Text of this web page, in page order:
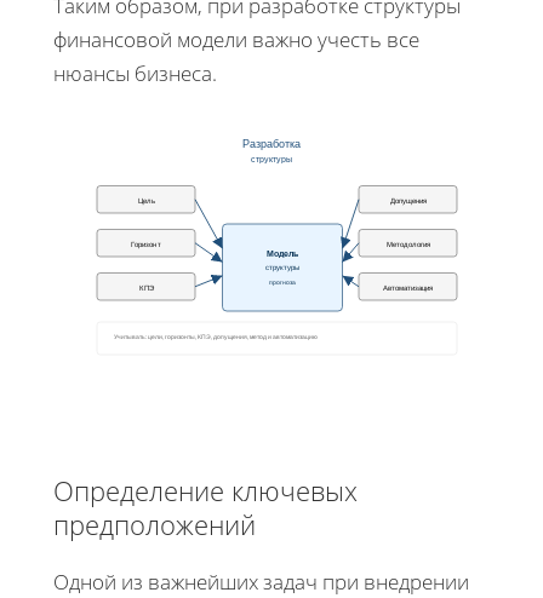
финансовой модели важно учесть все
нюансы бизнеса.
Разработка
структуры
Цель
Горизонт
КПЭ
Допущения
Методология
Автоматизация
Модель
структуры
прогноза
Учитывать: цели, горизонты, КПЭ, допущения, метод и автоматизацию
Определение ключевых
предположений
Одной из важнейших задач при внедрении